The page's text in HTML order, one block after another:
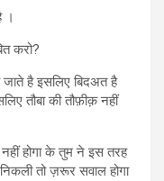
।
करो?
है इसलिए बिदअत है
तौबा की तौफ़ीक़ नहीं
होगा के तुम ने इस तरह
तो ज़रूर सवाल होगा